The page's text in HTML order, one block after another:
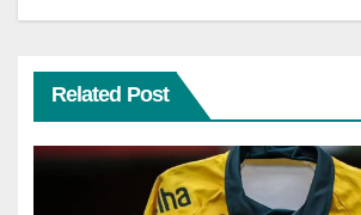
Related Post